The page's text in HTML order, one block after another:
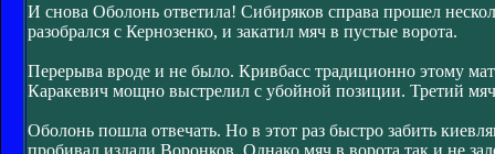
И снова Оболонь ответила! Сибиряков справа прошел
разобрался с Кернозенко, и закатил мяч в пустые ворота.
Перерыва вроде и не было. Кривбасс традиционно этому
Каракевич мощно выстрелил с убойной позиции. Третий
Оболонь пошла отвечать. Но в этот раз быстро забить
пробивал издали Воронков. Однако мяч в ворота так и не